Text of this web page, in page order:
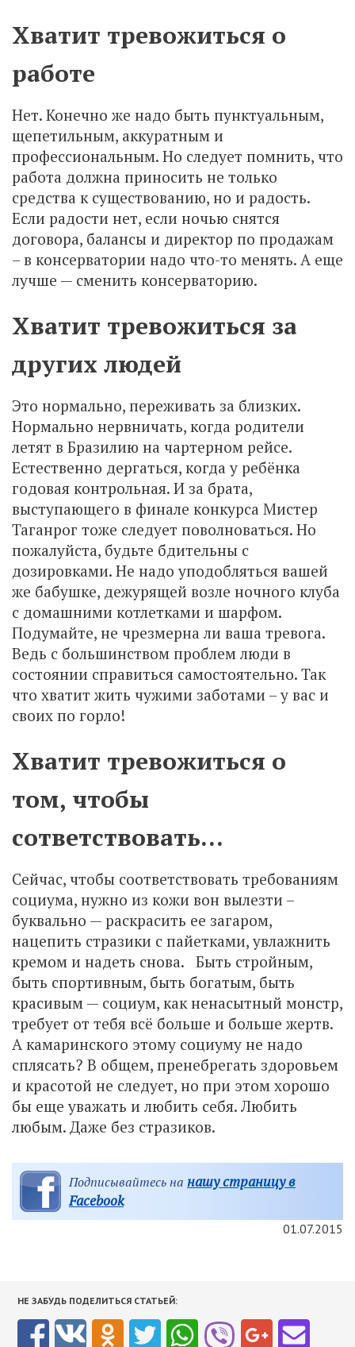
Хватит тревожиться о
работе
Нет. Конечно же надо быть пунктуальным,
щепетильным, аккуратным и
профессиональным. Но следует помнить, что
работа должна приносить не только
средства к существованию, но и радость.
Если радости нет, если ночью снятся
договора, балансы и директор по продажам
– в консерватории надо что-то менять. А еще
лучше — сменить консерваторию.
Хватит тревожиться за
других людей
Это нормально, переживать за близких.
Нормально нервничать, когда родители
летят в Бразилию на чартерном рейсе.
Естественно дергаться, когда у ребёнка
годовая контрольная. И за брата,
выступающего в финале конкурса Мистер
Таганрог тоже следует поволноваться. Но
пожалуйста, будьте бдительны с
дозировками. Не надо уподобляться вашей
же бабушке, дежурящей возле ночного клуба
с домашними котлетками и шарфом.
Подумайте, не чрезмерна ли ваша тревога.
Ведь с большинством проблем люди в
состоянии справиться самостоятельно. Так
что хватит жить чужими заботами – у вас и
своих по горло!
Хватит тревожиться о
том, чтобы
сответствовать…
Сейчас, чтобы соответствовать требованиям
социума, нужно из кожи вон вылезти –
буквально — раскрасить ее загаром,
нацепить стразики с пайетками, увлажнить
кремом и надеть снова. Быть стройным,
быть спортивным, быть богатым, быть
красивым — социум, как ненасытный монстр,
требует от тебя всё больше и больше жертв.
А камаринского этому социуму не надо
сплясать? В общем, пренебрегать здоровьем
и красотой не следует, но при этом хорошо
бы еще уважать и любить себя. Любить
любым. Даже без стразиков.
Подписывайтесь на нашу страницу в
Facebook
01.07.2015
НЕ ЗАБУДЬ ПОДЕЛИТЬСЯ СТАТЬЕЙ: